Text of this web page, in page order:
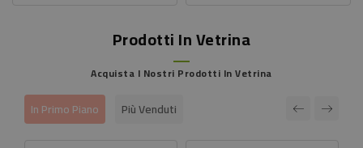
Prodotti In Vetrina
Acquista I Nostri Prodotti In Vetrina
In Primo Piano Più Venduti